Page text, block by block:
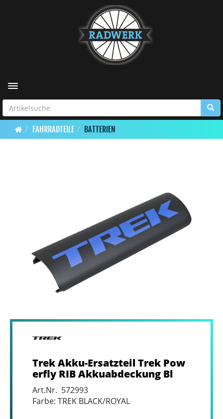
Toggle navigation
FAHRRADTEILE BATTERIEN
Trek Akku-Ersatzteil Trek Pow
erfly RIB Akkuabdeckung Bl
Art.Nr. 572993
Farbe: TREK BLACK/ROYAL